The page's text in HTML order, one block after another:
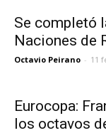
Se completó
Naciones de
Octavio Peirano - 11
Eurocopa:
los octavos